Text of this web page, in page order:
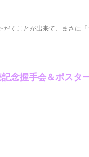
くことが出来て、まさに
記念握手会＆ポスタ